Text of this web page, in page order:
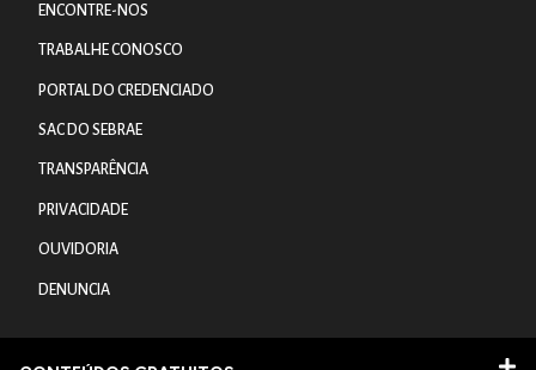
ENCONTRE-NOS
TRABALHE CONOSCO
PORTAL DO CREDENCIADO
SAC DO SEBRAE
TRANSPARÊNCIA
PRIVACIDADE
OUVIDORIA
DENUNCIA